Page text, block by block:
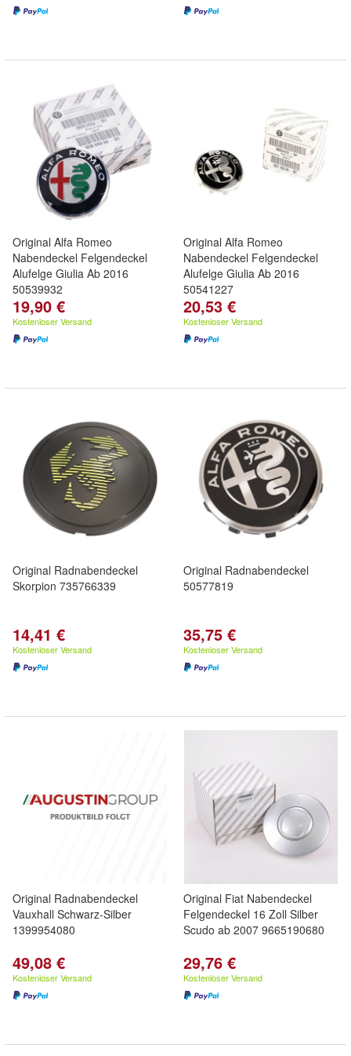
Original Alfa Romeo
Nabendeckel Felgendeckel
Alufelge Giulia Ab 2016
50539932
19,90 €
Kostenloser Versand
Original Alfa Romeo
Nabendeckel Felgendeckel
Alufelge Giulia Ab 2016
50541227
20,53 €
Kostenloser Versand
Original Radnabendeckel
Skorpion 735766339
14,41 €
Kostenloser Versand
Original Radnabendeckel
50577819
35,75 €
Kostenloser Versand
Original Radnabendeckel
Vauxhall Schwarz-Silber
1399954080
49,08 €
Kostenloser Versand
Original Fiat Nabendeckel
Felgendeckel 16 Zoll Silber
Scudo ab 2007 9665190680
29,76 €
Kostenloser Versand